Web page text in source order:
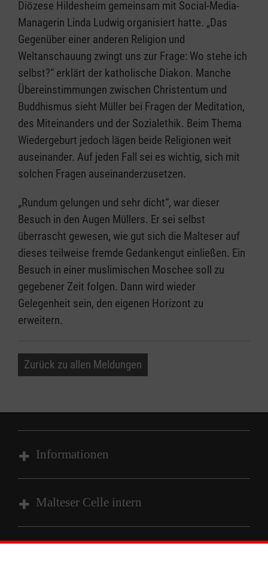
Diözese Hildesheim gemeinsam mit Social-Media-
Managerin Linda Ludwig organisiert hatte. „Das
Gegenüber einer anderen Religion und
Weltanschauung zwingt uns zur Frage: Wo stehe ich
selbst?“ erklärt der katholische Diakon. Manche
Übereinstimmungen zwischen Christentum und
Buddhismus sieht Müller bei Fragen der Meditation,
des Miteinanders und der Sozialethik. Beim Thema
Wiedergeburt jedoch lägen beide Religionen weit
auseinander. Auf jeden Fall sei es wichtig, sich mit
solchen Fragen auseinanderzusetzen.
„Rundum gelungen und sehr dicht“, war dieser
Besuch in den Augen Müllers. Er sei selbst
überrascht gewesen, wie gut sich die Malteser auf
dieses teilweise fremde Gedankengut einließen. Ein
Besuch in einer muslimischen Moschee soll zu
gegebener Zeit folgen. Dann wird wieder
Gelegenheit sein, den eigenen Horizont zu
erweitern.
Zurück zu allen Meldungen
Informationen
Impressum
Malteser Celle intern
HiOrg Login